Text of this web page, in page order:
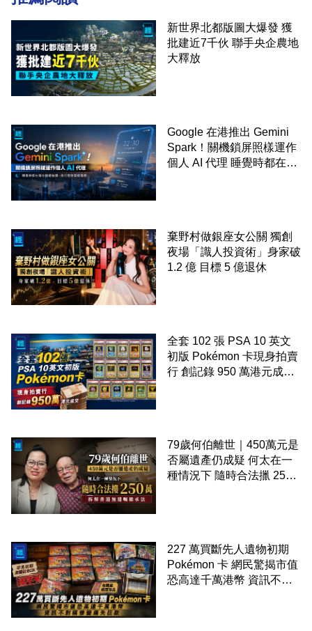
新世界北都版圖大爆發 獲
批建近7千伙 聯手央企農地
大釋放
Google 在港推出 Gemini
Spark！關機鎖屏照樣運作
個人 AI 代理 睡覺時都在幫
棄野村做銀座女公關 獨創
夜場「識人投資術」身家破
1.2 億 目標 5 億退休
全套 102 張 PSA 10 英文
初版 Pokémon 卡現身拍賣
行 創記錄 950 萬港元成交
79歲何伯離世｜450萬元是
否屬遺產仍成疑 何太在一
種情況下 隨時合法擸 250
227 萬買斷先人遺物初期
Pokémon 卡 網民驚揭市值
恐高達千萬港幣 資訊不對